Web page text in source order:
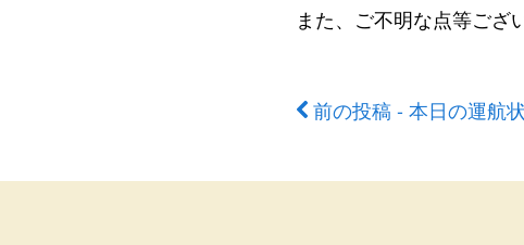
また、ご不明な点等ござ
前
後
前の投稿 - 本日の運航